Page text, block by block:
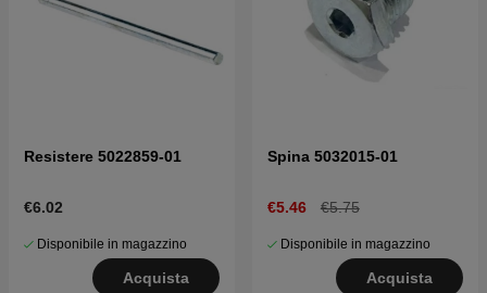
Resistere 5022859-01
€6.02
Disponibile in magazzino
Acquista
Spina 5032015-01
€5.46 €5.75
Disponibile in magazzino
Acquista